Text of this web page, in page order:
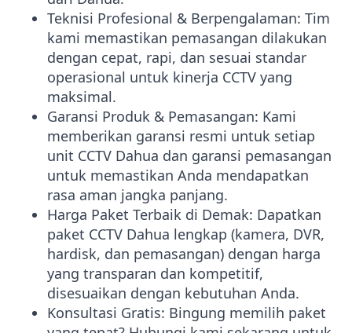
Teknisi Profesional & Berpengalaman: Tim
kami memastikan pemasangan dilakukan
dengan cepat, rapi, dan sesuai standar
operasional untuk kinerja CCTV yang
maksimal.
Garansi Produk & Pemasangan: Kami
memberikan garansi resmi untuk setiap
unit CCTV Dahua dan garansi pemasangan
untuk memastikan Anda mendapatkan
rasa aman jangka panjang.
Harga Paket Terbaik di Demak: Dapatkan
paket CCTV Dahua lengkap (kamera, DVR,
hardisk, dan pemasangan) dengan harga
yang transparan dan kompetitif,
disesuaikan dengan kebutuhan Anda.
Konsultasi Gratis: Bingung memilih paket